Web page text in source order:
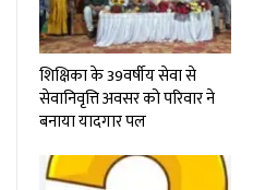
शिक्षिका के 39वर्षीय सेवा से
सेवानिवृत्ति अवसर को परिवार ने
बनाया यादगार पल